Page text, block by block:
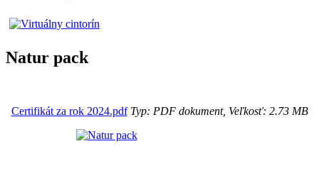
Natur pack
Certifikát za rok 2024.pdfTyp: PDF dokument, Veľkosť: 2.73 MB